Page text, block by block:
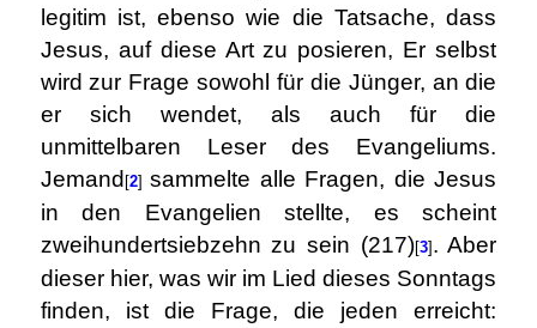
legitim ist, ebenso wie die Tatsache, dass
Jesus, auf diese Art zu posieren, Er selbst
wird zur Frage sowohl für die Jünger, an die
er sich wendet, als auch für die
unmittelbaren Leser des Evangeliums.
Jemand [2] sammelte alle Fragen, die Jesus
in den Evangelien stellte, es scheint
zweihundertsiebzehn zu sein (217)[3] . Aber
dieser hier, was wir im Lied dieses Sonntags
finden, ist die Frage, die jeden erreicht: